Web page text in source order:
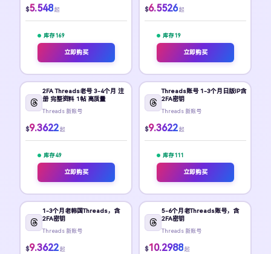
$5.548 起
库存 169
立即购买
$6.5526 起
库存 19
立即购买
2FA Threads老号 3-4个月 注
册 完整资料 1帖 高质量
Threads 新账号
$9.3622 起
库存 49
立即购买
Threads账号 1-3个月日版IP含
2FA密钥
Threads 新账号
$9.3622 起
库存 111
立即购买
1-3个月老韩国Threads，含
2FA密钥
Threads 新账号
$9.3622 起
5-6个月老Threads账号，含
2FA密钥
Threads 新账号
$10.2988 起